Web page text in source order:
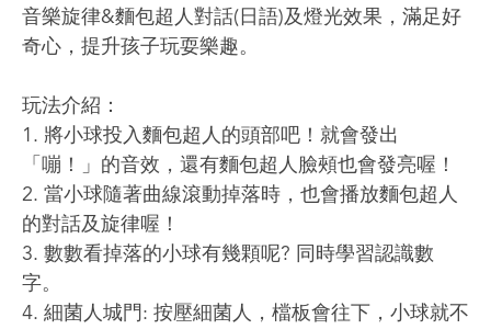
音樂旋律&麵包超人對話(日語)及燈光效果，滿足好
奇心，提升孩子玩耍樂趣。
玩法介紹：
1. 將小球投入麵包超人的頭部吧！就會發出
「嘣！」的音效，還有麵包超人臉頰也會發亮喔！
2. 當小球隨著曲線滾動掉落時，也會播放麵包超人
的對話及旋律喔！
3. 數數看掉落的小球有幾顆呢? 同時學習認識數
字。
4. 細菌人城門: 按壓細菌人，檔板會往下，小球就不